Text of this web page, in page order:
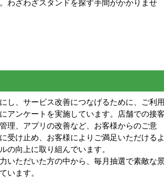
わざわざスタンドを探す手間がかかりませ
し、サービス改善につなげるために、ご利用
アンケートを実施しています。店舗での接客
理、アプリの改善など、お客様からのご意
受け止め、お客様によりご満足いただけるよ
の向上に取り組んでいます。
いただいた方の中から、毎月抽選で素敵な
います。